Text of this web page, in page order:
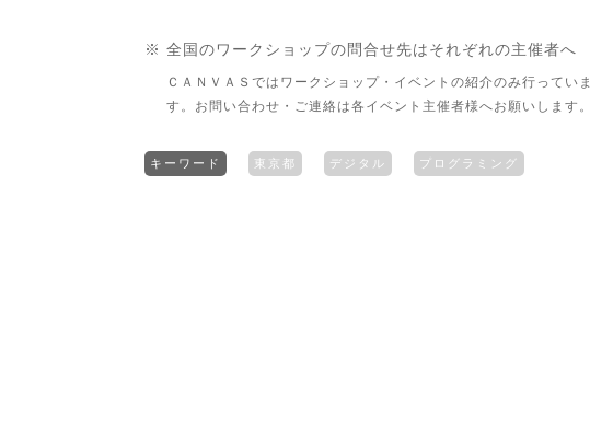
※ 全国のワークショップの問合せ先はそれぞれの主催者へ
ＣＡＮＶＡＳではワークショップ・イベントの紹介のみ行っていま
す。お問い合わせ・ご連絡は各イベント主催者様へお願いします。
キーワード 東京都 デジタル プログラミング